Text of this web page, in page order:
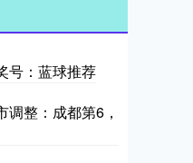
号：蓝球推荐
整：成都第6，